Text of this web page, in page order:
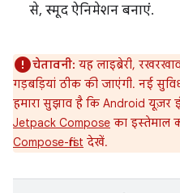
से, स्मूद ऐनिमेशन बनाएं.
चेतावनी: यह लाइब्रेरी,
गड़बड़ियां ठीक की जाएंगी. नई
हमारा सुझाव है कि Android
Jetpack Compose का इस्तेमाल
Compose-first देखें.